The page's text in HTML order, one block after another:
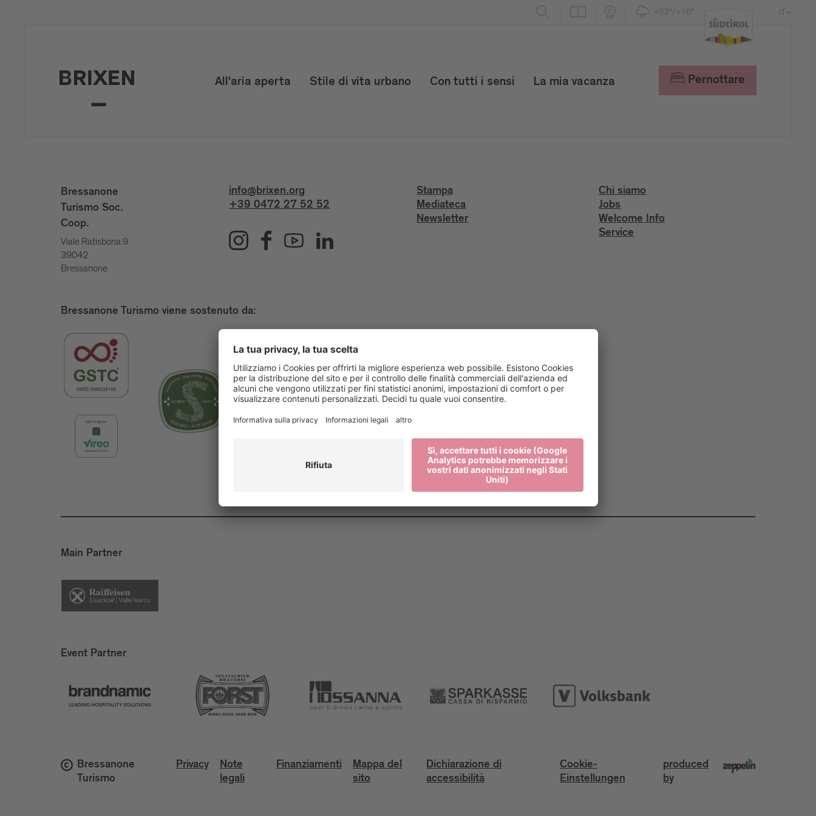
+33°/+16° IT
All'aria aperta Stile di vita urbano Con tutti i sensi La mia vacanza Pernottare
Bressanone
Turismo Soc.
Coop.
Viale Ratisbona 9
39042
Bressanone
info@brixen.org
+39 0472 27 52 52
Stampa
Mediateca
Newsletter
Chi siamo
Jobs
Welcome Info
Service
Bressanone Turismo viene sostenuto da:
Main Partner
Event Partner
Bressanone
Turismo
Privacy
Note
legali
Finanziamenti
Mappa del
sito
Dichiarazione di
accessibilità
Cookie-
Einstellungen
produced
by